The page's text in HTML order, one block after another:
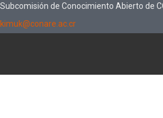
Subcomisión de Conocimiento Abierto de
kimuk@conare.ac.cr